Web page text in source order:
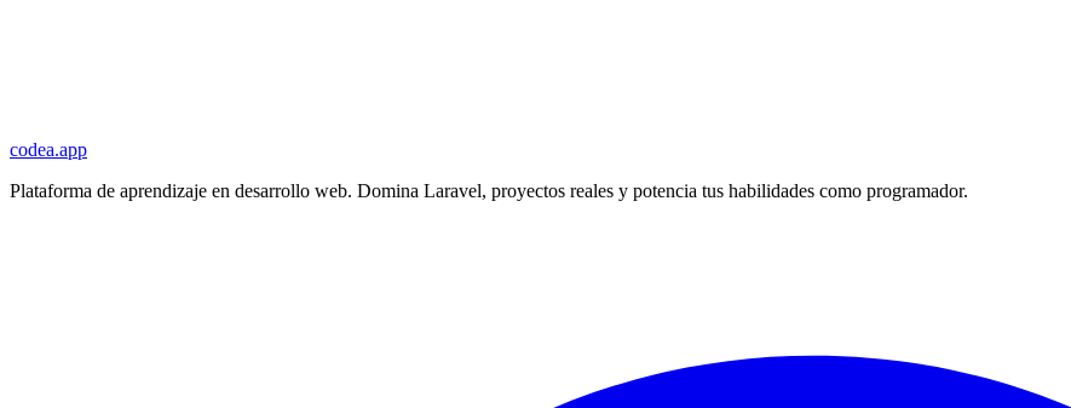
codea.app
Plataforma de aprendizaje en desarrollo web. Domina Laravel, proyectos reales y potencia tus habilidades como programador.